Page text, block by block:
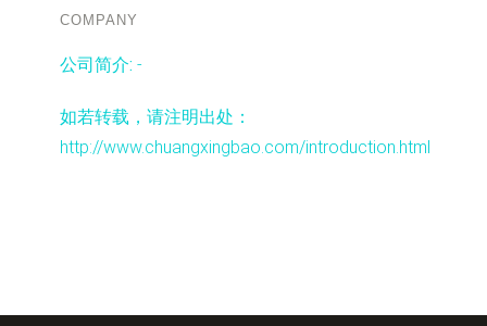
COMPANY
公司简介: -
如若转载，请注明出处：
http://www.chuangxingbao.com/introduction.html